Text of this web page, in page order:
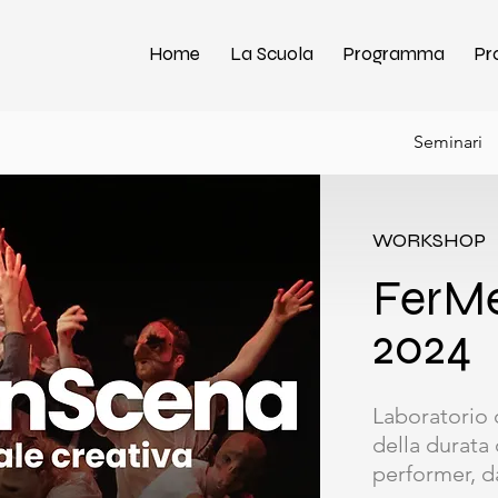
Home La Scuola Programma
Seminari
WORKSHOP
2024
Laboratorio
della
performer,